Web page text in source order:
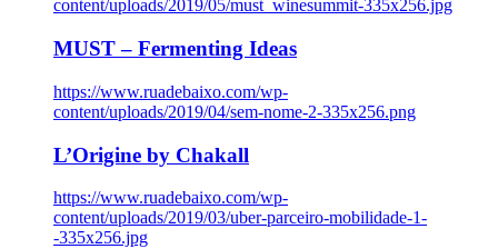
content/uploads/2019/05/must_winesummit-335x256.jpg
MUST – Fermenting Ideas
https://www.ruadebaixo.com/wp-
content/uploads/2019/04/sem-nome-2-335x256.png
L’Origine by Chakall
https://www.ruadebaixo.com/wp-
content/uploads/2019/03/uber-parceiro-mobilidade-1-
-335x256.jpg